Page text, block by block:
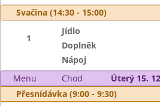
Svačina (14:30 - 15:00)
1
Jídlo
Doplněk
Nápoj
Menu
Chod
Úterý 15.
Přesnídávka (9:00 - 9:30)